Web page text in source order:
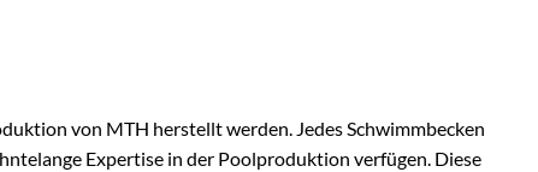
von MTH herstellt werden. Jedes Schwimmbecken
Expertise in der Poolproduktion verfügen. Diese